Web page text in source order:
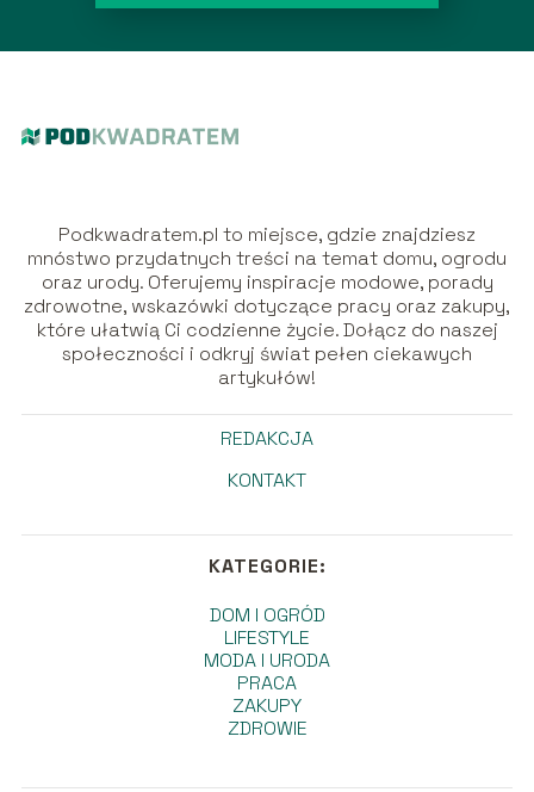
Podkwadratem.pl to miejsce, gdzie znajdziesz
mnóstwo przydatnych treści na temat domu, ogrodu
oraz urody. Oferujemy inspiracje modowe, porady
zdrowotne, wskazówki dotyczące pracy oraz zakupy,
które ułatwią Ci codzienne życie. Dołącz do naszej
społeczności i odkryj świat pełen ciekawych
artykułów!
REDAKCJA
KONTAKT
KATEGORIE:
DOM I OGRÓD
LIFESTYLE
MODA I URODA
PRACA
ZAKUPY
ZDROWIE